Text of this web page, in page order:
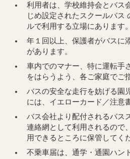
利用者は、学校維持会とバス
じめ設定されたスクールバス
ルで利用する立場にあります。
年１回以上、保護者がバスに
があります。
車内でのマナー、特に運転手
をはらうよう、各ご家庭でご
バスの安全な走行を妨げる園
には、イエローカード／注意
バス会社より配付されるバス
連絡網として利用されるので
用できるところに保管してく
不乗車届は、通学・通園ハン